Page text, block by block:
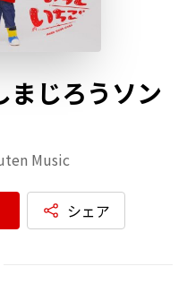
まじろうソン
Music
シェア